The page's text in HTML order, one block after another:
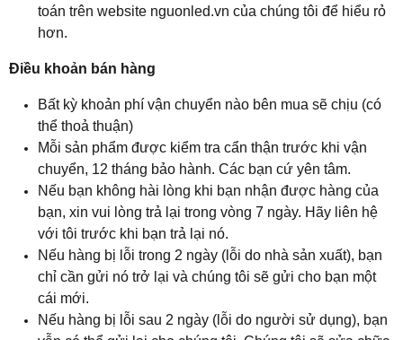
toán trên website nguonled.vn của chúng tôi để hiểu rỏ
hơn.
Điều khoản bán hàng
Bất kỳ khoản phí vận chuyển nào bên mua sẽ chịu (có
thể thoả thuận)
Mỗi sản phẩm được kiểm tra cẩn thận trước khi vận
chuyển, 12 tháng bảo hành. Các bạn cứ yên tâm.
Nếu bạn không hài lòng khi bạn nhận được hàng của
bạn, xin vui lòng trả lại trong vòng 7 ngày. Hãy liên hệ
với tôi trước khi bạn trả lại nó.
Nếu hàng bị lỗi trong 2 ngày (lỗi do nhà sản xuất), bạn
chỉ cần gửi nó trở lại và chúng tôi sẽ gửi cho bạn một
cái mới.
Nếu hàng bị lỗi sau 2 ngày (lỗi do người sử dụng), bạn